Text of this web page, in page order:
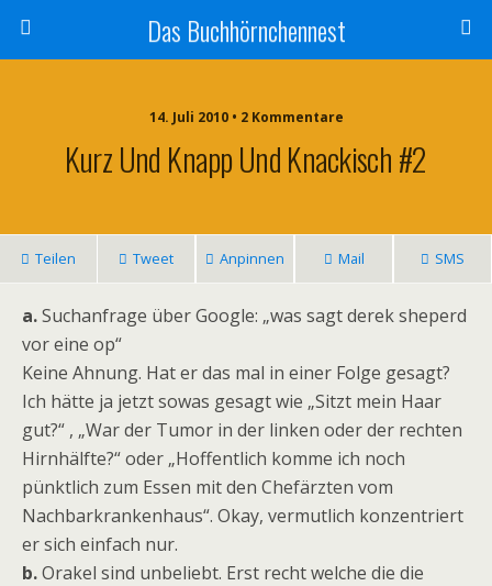
Das Buchhörnchennest
14. Juli 2010 • 2 Kommentare
Kurz Und Knapp Und Knackisch #2
Teilen Tweet Anpinnen Mail SMS
a.Suchanfrage über Google: „was sagt derek sheperd
vor eine op“
Keine Ahnung. Hat er das mal in einer Folge gesagt?
Ich hätte ja jetzt sowas gesagt wie „Sitzt mein Haar
gut?“ , „War der Tumor in der linken oder der rechten
Hirnhälfte?“ oder „Hoffentlich komme ich noch
pünktlich zum Essen mit den Chefärzten vom
Nachbarkrankenhaus“. Okay, vermutlich konzentriert
er sich einfach nur.
b.Orakel sind unbeliebt. Erst recht welche die die